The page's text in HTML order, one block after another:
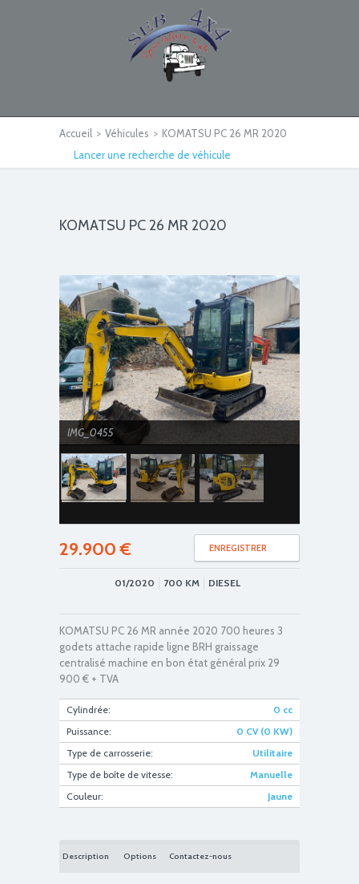
Accueil > Véhicules > KOMATSU PC 26 MR 2020
Lancer une recherche de véhicule
KOMATSU PC 26 MR 2020
IMG_0455
IMG_0457
29.900€ ENREGISTRER
01/2020 700 KM DIESEL
KOMATSU PC 26 MR année 2020 700 heures 3
godets attache rapide ligne BRH graissage
centralisé machine en bon état général prix 29
900 € + TVA
Cylindrée: 0 cc
Puissance:
0 CV (0 KW)
Type de carrosserie:
Utilitaire
Type de boîte de vitesse:
Manuelle
Couleur:
Jaune
Description Options Contactez-nous